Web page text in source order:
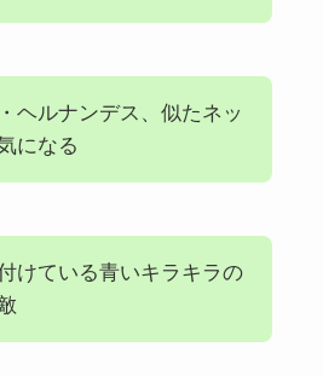
ヘルナンデス、似たネッ
になる
けている青いキラキラの